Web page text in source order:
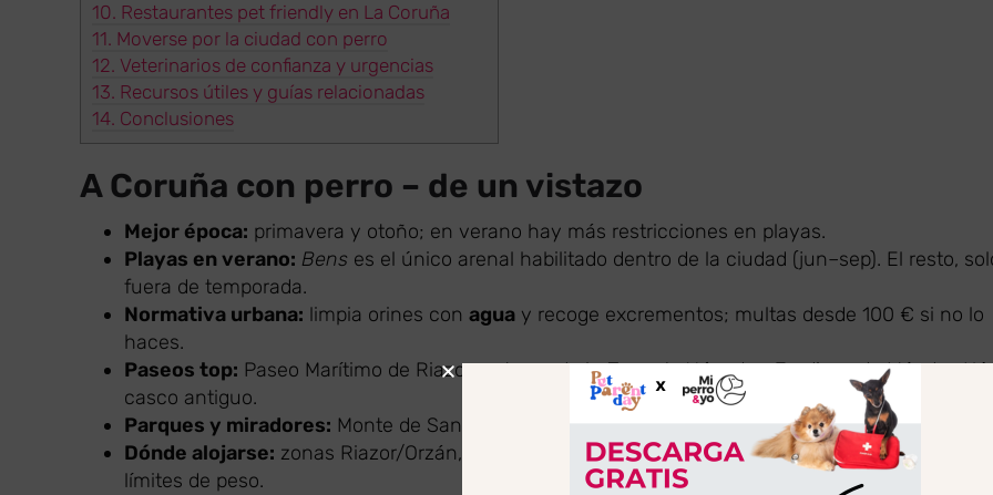
10. Restaurantes pet friendly en La Coruña
11. Moverse por la ciudad con perro
12. Veterinarios de confianza y urgencias
13. Recursos útiles y guías relacionadas
14. Conclusiones
A Coruña con perro – de un vistazo
Mejor época: primavera y otoño; en verano hay más restricciones en playas.
Playas en verano: Bens es el único arenal habilitado dentro de la ciudad (jun–sep). El resto,
fuera de temporada.
Normativa urbana: limpia orines con agua y recoge excrementos; multas desde 100 € si no lo
haces.
Paseos top: Paseo Marítimo de Riazor, entorno de laTorre de Hércules, Jardines de Méndez
casco antiguo.
Parques y miradores: Monte de San Pedro y Parque de Santa Margarita.
Dónde alojarse: zonas Riazor/Orzán, Centro, Monte Alto. Hay hoteles con tasas por mascota y
límites de peso.